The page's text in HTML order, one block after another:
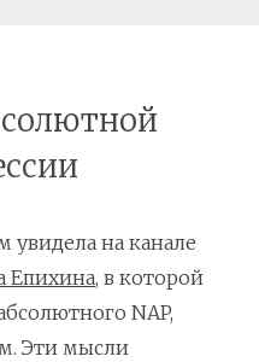
на канале
Епихина, в которой
NAP,
Эти мысли